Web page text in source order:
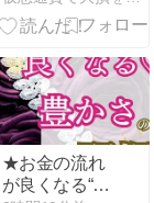
い現実 30代共
アルな葛藤 #
マイノーマル
– ゴールドオ
ンライン事
例・解説
★お金の流れ
が良くなる“豊